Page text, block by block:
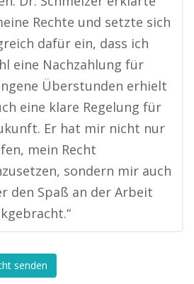
Rechte und setzte sich
dafür ein, dass ich
eine Nachzahlung für
Überstunden erhielt
eine klare Regelung für
Er hat mir nicht nur
mein Recht
sondern mir auch
den Spaß an der Arbeit
senden